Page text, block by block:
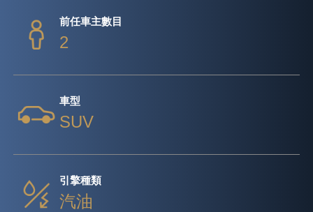
前任車主數目
2
車型
SUV
引擎種類
汽油